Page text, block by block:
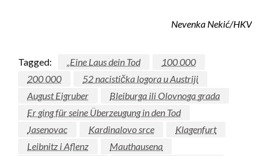
Nevenka Nekić/HKV
Tagged: „Eine Laus dein Tod
100 000
200 000
52 nacistička logora u Austriji
August Eigruber
Bleiburga ili Olovnoga grada
Er ging für seine Überzeugung in den Tod
Jasenovac
Kardinalovo srce
Klagenfurt
Leibnitz i Aflenz
Mauthausena